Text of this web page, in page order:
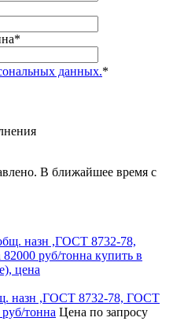
*
данных.*
В ближайшее время с
назн ,ГОСТ 8732-78, ГОСТ
тонна Цена по запросу